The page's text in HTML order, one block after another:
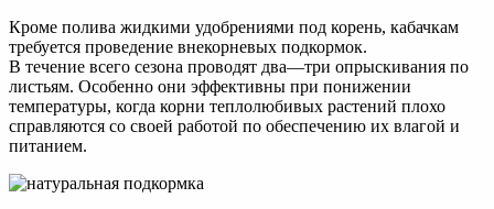
Кроме полива жидкими удобрениями под корень, кабачкам
требуется проведение внекорневых подкормок.
В течение всего сезона проводят два—три опрыскивания по
листьям. Особенно они эффективны при понижении
температуры, когда корни теплолюбивых растений плохо
справляются со своей работой по обеспечению их влагой и
питанием.